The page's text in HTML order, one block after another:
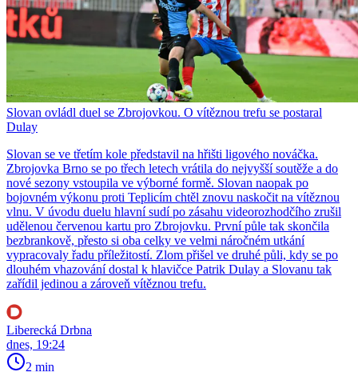
Slovan ovládl duel se Zbrojovkou. O vítěznou trefu se postaral
Dulay
Slovan se ve třetím kole představil na hřišti ligového nováčka.
Zbrojovka Brno se po třech letech vrátila do nejvyšší soutěže a do
nové sezony vstoupila ve výborné formě. Slovan naopak po
bojovném výkonu proti Teplicím chtěl znovu naskočit na vítěznou
vlnu. V úvodu duelu hlavní sudí po zásahu videorozhodčího zrušil
udělenou červenou kartu pro Zbrojovku. První půle tak skončila
bezbrankově, přesto si oba celky ve velmi náročném utkání
vypracovaly řadu příležitostí. Zlom přišel ve druhé půli, kdy se po
dlouhém vhazování dostal k hlavičce Patrik Dulay a Slovanu tak
zařídil jedinou a zároveň vítěznou trefu.
Liberecká Drbna
dnes, 19:24
2 min